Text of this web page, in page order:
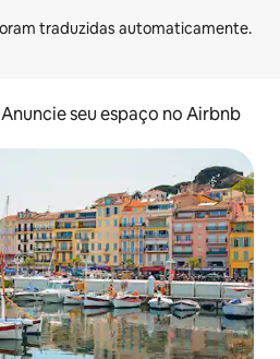
Anuncie seu espaço no Airbnb